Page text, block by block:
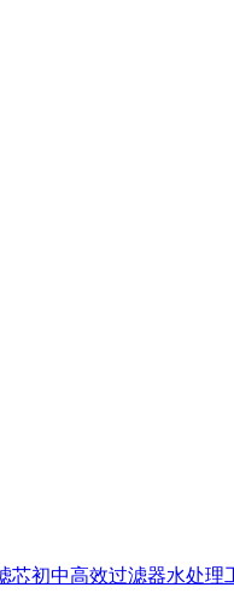
芯初中高效过滤器水处理